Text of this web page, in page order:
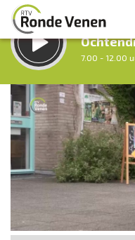
LUISTER LIVE:
7.00 - 12.00
STRAKS:
Tussen Twaalf en
12.00 - 14.00 uur
Vorig uur
Inklappen